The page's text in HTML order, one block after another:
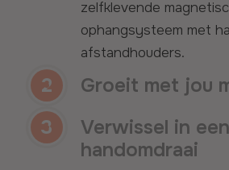
zelfklevende
ophangsysteem met
afstandhouders.
2
Groeit met jou
3
Verwissel in een
handomdraai